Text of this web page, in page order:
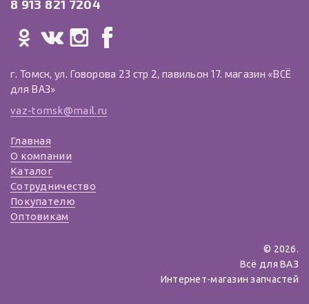
8 913 821 7204
г. Томск, ул. Говорова 23 стр 2, павильон 17. магазин «ВСЁ
для ВАЗ»
vaz-tomsk@mail.ru
Главная
О компании
Каталог
Сотрудничество
Покупателю
Оптовикам
© 2026.
Всё для ВАЗ
Интернет-магазин запчастей